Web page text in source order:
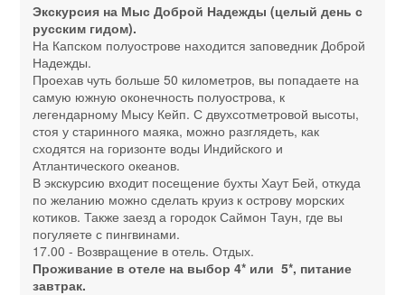
Экскурсия на Мыс Доброй Надежды (целый день с
русским гидом).
На Капском полуострове находится заповедник Доброй
Надежды.
Проехав чуть больше 50 километров, вы попадаете на
самую южную оконечность полуострова, к
легендарному Мысу Кейп. С двухсотметровой высоты,
стоя у старинного маяка, можно разглядеть, как
сходятся на горизонте воды Индийского и
Атлантического океанов.
В экскурсию входит посещение бухты Хаут Бей, откуда
по желанию можно сделать круиз к острову морских
котиков. Также заезд а городок Саймон Таун, где вы
погуляете с пингвинами.
17.00 - Возвращение в отель. Отдых.
Проживание в отеле на выбор 4* или 5*, питание
завтрак.